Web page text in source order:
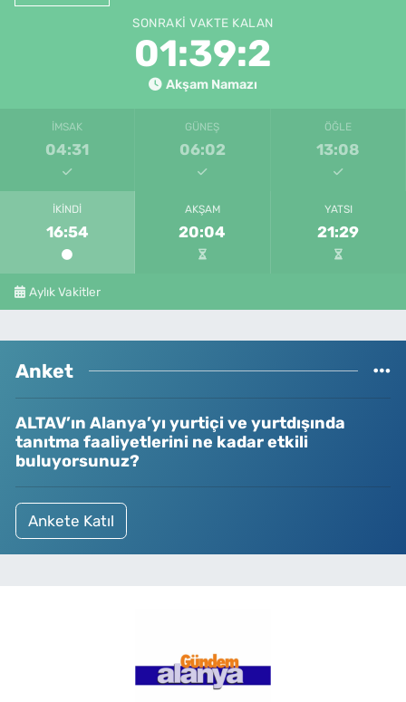
SONRAKI VAKTE KALAN
01:39:2
Akşam Namazı
İMSAK
04:31
GÜNEŞ
06:02
ÖĞLE
13:08
İKINDI
16:54
AKŞAM
20:04
YATSI
21:29
Aylık Vakitler
Anket
ALTAV’ın Alanya’yı yurtiçi ve yurtdışında
tanıtma faaliyetlerini ne kadar etkili
buluyorsunuz?
Ankete Katıl